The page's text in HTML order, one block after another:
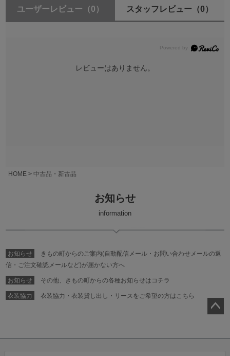
ユーザーレビュー （0） スタッフレビュー （0）
レビューはありません。
HOME 中古品・新古品
お知らせ
information
お知らせ
きもの町からのご案内(自動配信メール・お問い合わせメールの返
信・ご注文確認メールなど)が届かない方へ
お知らせ その他、きもの町からの各種お知らせはコチラ
衣装協力 衣装協力・衣装貸し出し・リースをご希望の方はこちら